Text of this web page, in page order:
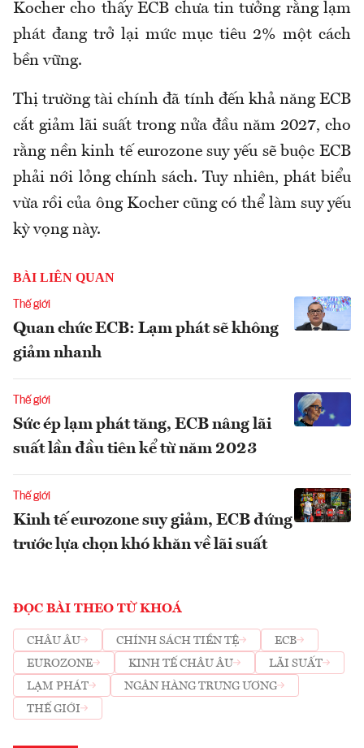
Kocher cho thấy ECB chưa tin tưởng rằng lạm
phát đang trở lại mức mục tiêu 2% một cách
bền vững.
Thị trường tài chính đã tính đến khả năng ECB
cắt giảm lãi suất trong nửa đầu năm 2027, cho
rằng nền kinh tế eurozone suy yếu sẽ buộc ECB
phải nới lỏng chính sách. Tuy nhiên, phát biểu
vừa rồi của ông Kocher cũng có thể làm suy yếu
kỳ vọng này.
BÀI LIÊN QUAN
Thế giới
Quan chức ECB: Lạm phát sẽ không
giảm nhanh
Thế giới
Sức ép lạm phát tăng, ECB nâng lãi
suất lần đầu tiên kể từ năm 2023
Thế giới
Kinh tế eurozone suy giảm, ECB đứng
trước lựa chọn khó khăn về lãi suất
ĐỌC BÀI THEO TỪ KHOÁ
CHÂU ÂU CHÍNH SÁCH TIỀN TỆ
ECB
EUROZONE
KINH TẾ CHÂU ÂU
LÃI SUẤT
LẠM PHÁT
NGÂN HÀNG TRUNG ƯƠNG
THẾ GIỚI